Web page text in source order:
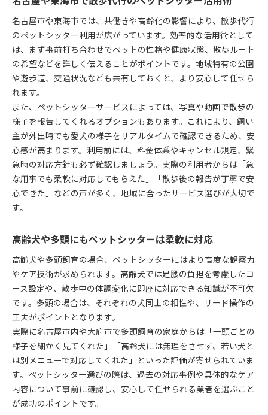
名古屋市や東海市では、共働きや高齢化の影響により、散歩代行
のペットシッター利用が広がっています。効率的な活用術として
は、まず事前打ち合わせでペットの性格や健康状態、散歩ルート
の希望などを詳しく伝えることがポイントです。地域特有の公園
や遊歩道、交通状況なども共有しておくと、より安心して任せら
れます。
また、ペットシッターサービスによっては、写真や動画で散歩の
様子を報告してくれるオプションもあります。これにより、飼い
主が外出時でも愛犬の様子をリアルタイムで確認できるため、安
心感が高まります。利用前には、料金体系やキャンセル規定、緊
急時の対応方針も必ず確認しましょう。実際の利用者からは「急
な用事でも柔軟に対応してもらえた」「散歩後の報告が丁寧で安
心できた」などの声が多く、地域に合ったサービス選びが大切で
す。
高齢犬や多頭にもペットシッターは柔軟に対応
高齢犬や多頭飼育の場合、ペットシッターにはより高度な観察力
やケア技術が求められます。高齢犬では足腰の負担を考慮したコ
ース設定や、散歩中の体調変化に即座に対応できる知識が不可欠
です。多頭の場合は、それぞれの犬同士の相性や、リード操作の
工夫がポイントとなります。
実際に名古屋市内や大府市で多頭飼育の家庭からは「一頭ごとの
様子を細かく見てくれた」「高齢犬には無理をさせず、若い犬と
は別メニューで対応してくれた」といった評価が寄せられていま
す。ペットシッター選びの際は、過去の対応事例や具体的なケア
内容について事前に確認し、安心して任せられる業者を選ぶこと
が成功のポイントです。